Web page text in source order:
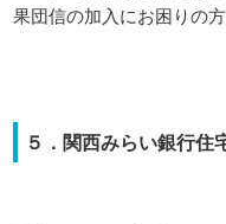
果団信の加入にお困りの
５．関西みらい銀行住